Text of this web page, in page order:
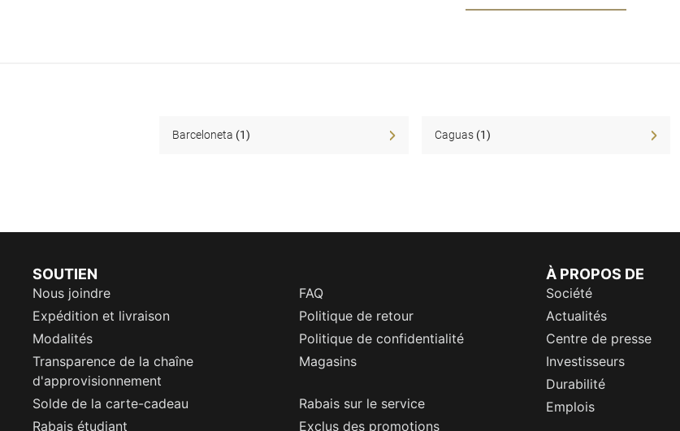
Barceloneta (1) Caguas (1)
SOUTIEN
Nous joindre
FAQ
Expédition et livraison
Politique de retour
Modalités
Politique de confidentialité
Transparence de la chaîne
d'approvisionnement
Magasins
Solde de la carte-cadeau
Rabais sur le service
Rabais étudiant
Exclus des promotions
À PROPOS DE
Société
Actualités
Centre de presse
Investisseurs
Durabilité
Emplois